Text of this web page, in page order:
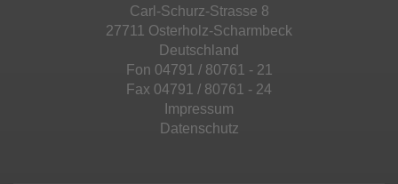
Carl-Schurz-Strasse 8
27711 Osterholz-Scharmbeck
Deutschland
Fon 04791 / 80761 - 21
Fax 04791 / 80761 - 24
Impressum
Datenschutz